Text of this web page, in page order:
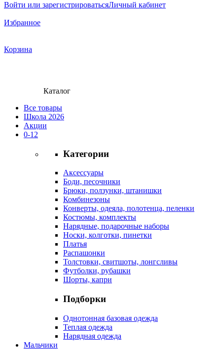
Войти или зарегистрироватьсяЛичный кабинет
Избранное
Корзина
Каталог
Все товары
Школа 2026
Акции
0-12
Категории
Аксессуары
Боди, песочники
Брюки, ползунки, штанишки
Комбинезоны
Конверты, одеяла, полотенца, пеленки
Костюмы, комплекты
Нарядные, подарочные наборы
Носки, колготки, пинетки
Платья
Распашонки
Толстовки, свитшоты, лонгсливы
Футболки, рубашки
Шорты, капри
Подборки
Однотонная базовая одежда
Теплая одежда
Нарядная одежда
Мальчики